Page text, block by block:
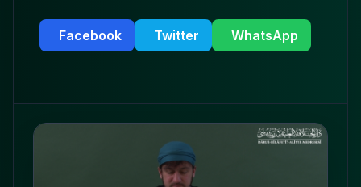
Facebook Twitter WhatsApp